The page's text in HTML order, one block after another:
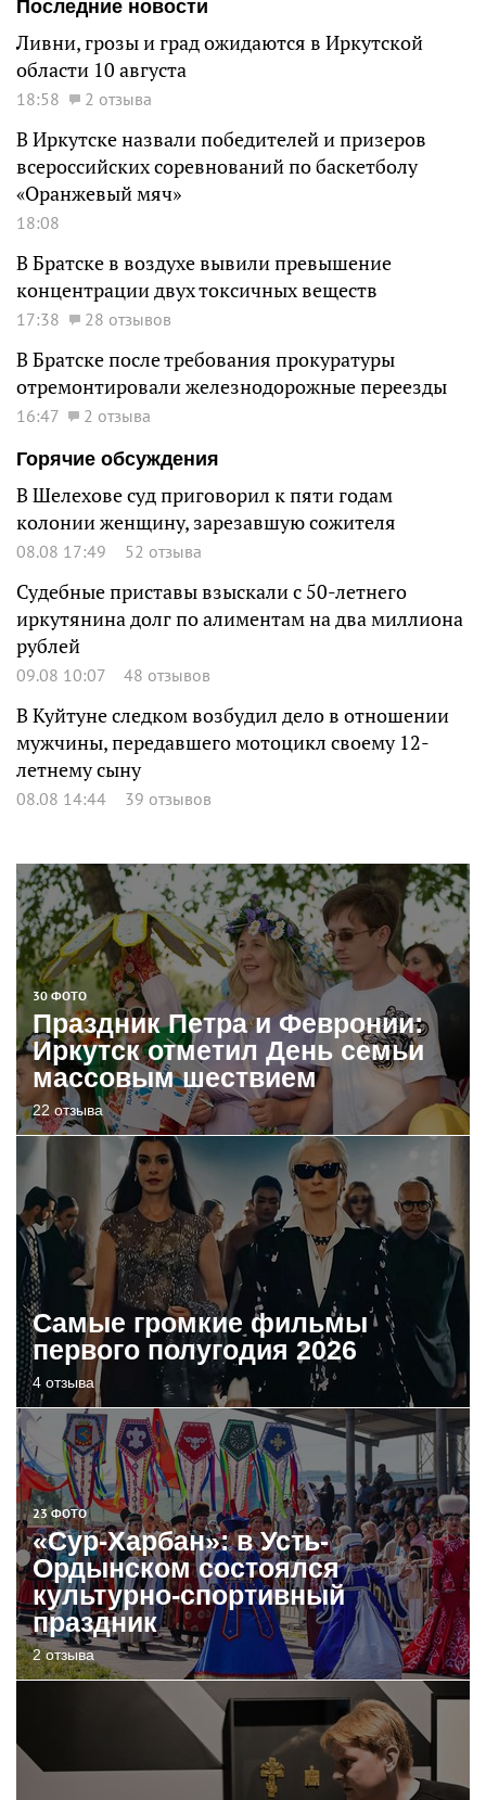
Последние новости
Ливни, грозы и град ожидаются в Иркутской
области 10 августа
18:58 2 отзыва
В Иркутске назвали победителей и призеров
всероссийских соревнований по баскетболу
«Оранжевый мяч»
18:08
В Братске в воздухе вывили превышение
концентрации двух токсичных веществ
17:38 28 отзывов
В Братске после требования прокуратуры
отремонтировали железнодорожные переезды
16:47
2 отзыва
Горячие обсуждения
В Шелехове суд приговорил к пяти годам
колонии женщину, зарезавшую сожителя
08.08 17:49 52 отзыва
Судебные приставы взыскали с 50-летнего
иркутянина долг по алиментам на два миллиона
рублей
09.08 10:07 48 отзывов
В Куйтуне следком возбудил дело в отношении
мужчины, передавшего мотоцикл своему 12-
летнему сыну
08.08 14:44 39 отзывов
30 ФОТО
Праздник Петра и Февронии:
Иркутск отметил День семьи
массовым шествием
22 отзыва
Самые громкие фильмы
первого полугодия 2026
4 отзыва
23 ФОТО
«Сур-Харбан»: в Усть-
Ордынском состоялся
культурно-спортивный
праздник
2 отзыва